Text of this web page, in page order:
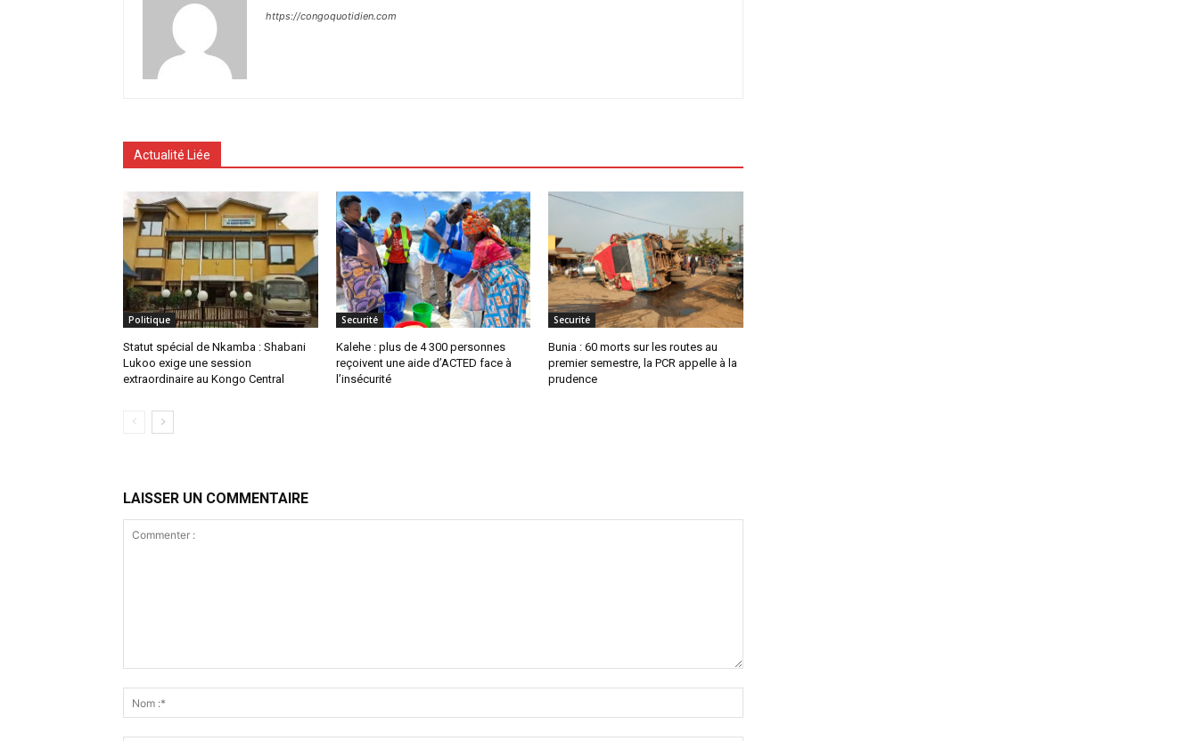
https://congoquotidien.com
Actualité Liée
Politique
Statut spécial de Nkamba : Shabani
Lukoo exige une session
extraordinaire au Kongo Central
Securité
Kalehe : plus de 4 300 personnes
reçoivent une aide d’ACTED face à
l’insécurité
Securité
Bunia : 60 morts sur les routes au
premier semestre, la PCR appelle à la
prudence
LAISSER UN COMMENTAIRE
:*